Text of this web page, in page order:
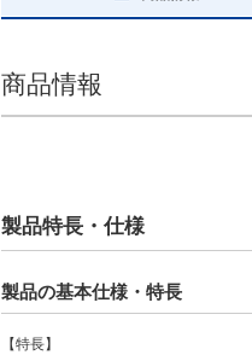
商品情報
製品特長・仕様
製品の基本仕様・特長
【特長】